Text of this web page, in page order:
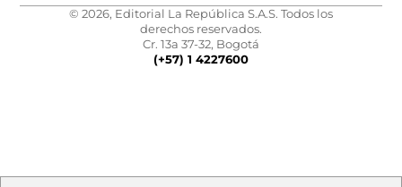
© 2026, Editorial La República S.A.S. Todos los
derechos reservados.
Cr. 13a 37-32, Bogotá
(+57) 1 4227600